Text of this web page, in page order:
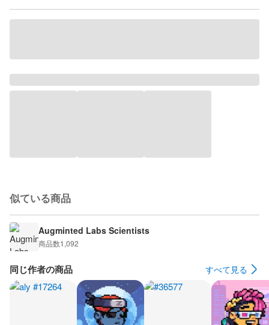
似ている商品
Augminted Labs Scientists
商品数1,092
同じ作者の商品 すべて見る